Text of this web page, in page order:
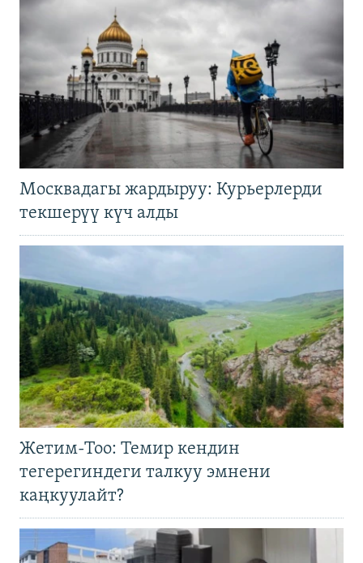
Москвадагы жардыруу: Курьерлерди
текшерүү күч алды
Жетим-Тоо: Темир кендин
тегерегиндеги талкуу эмнени
каңкуулайт?